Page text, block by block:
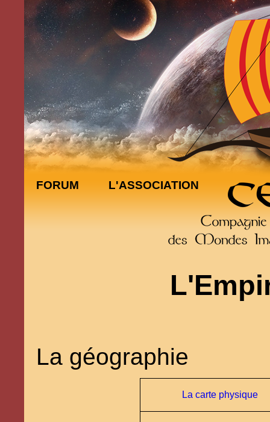
FORUM L'ASSOCIATION
La géographie
La carte physique